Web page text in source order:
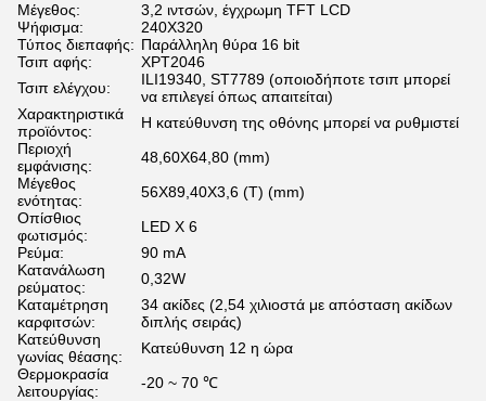
Μέγεθος:
3,2 ιντσών, έγχρωμη TFT LCD
Ψήφισμα:
240X320
Τύπος διεπαφής: Παράλληλη θύρα 16 bit
Τσιπ αφής:
XPT2046
Τσιπ ελέγχου:
ILI19340, ST7789 (οποιοδήποτε τσιπ μπορεί
να επιλεγεί όπως απαιτείται)
Χαρακτηριστικά
προϊόντος:
Η κατεύθυνση της οθόνης μπορεί να ρυθμιστεί
Περιοχή
εμφάνισης:
48,60X64,80 (mm)
Μέγεθος
ενότητας:
56X89,40X3,6 (T) (mm)
Οπίσθιος
φωτισμός:
LED X 6
Ρεύμα:
90 mA
Κατανάλωση
ρεύματος:
0,32W
Καταμέτρηση
καρφιτσών:
34 ακίδες (2,54 χιλιοστά με απόσταση ακίδων
διπλής σειράς)
Κατεύθυνση
γωνίας θέασης:
Κατεύθυνση 12 η ώρα
Θερμοκρασία
λειτουργίας:
-20 ~ 70 ℃